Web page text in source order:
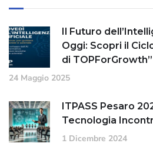
Il Futuro
Oggi: Scopri il
di TOPForGrowth”
24 Maggio 2025
ITPASS Pesaro
Tecnologia
1 Dicembre 2024